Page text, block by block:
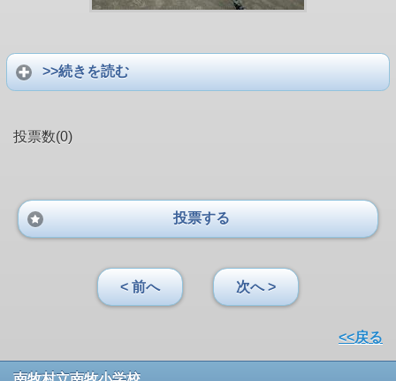
>>続きを読む
投票数(0)
投票する
< 前へ 次へ >
<<戻る